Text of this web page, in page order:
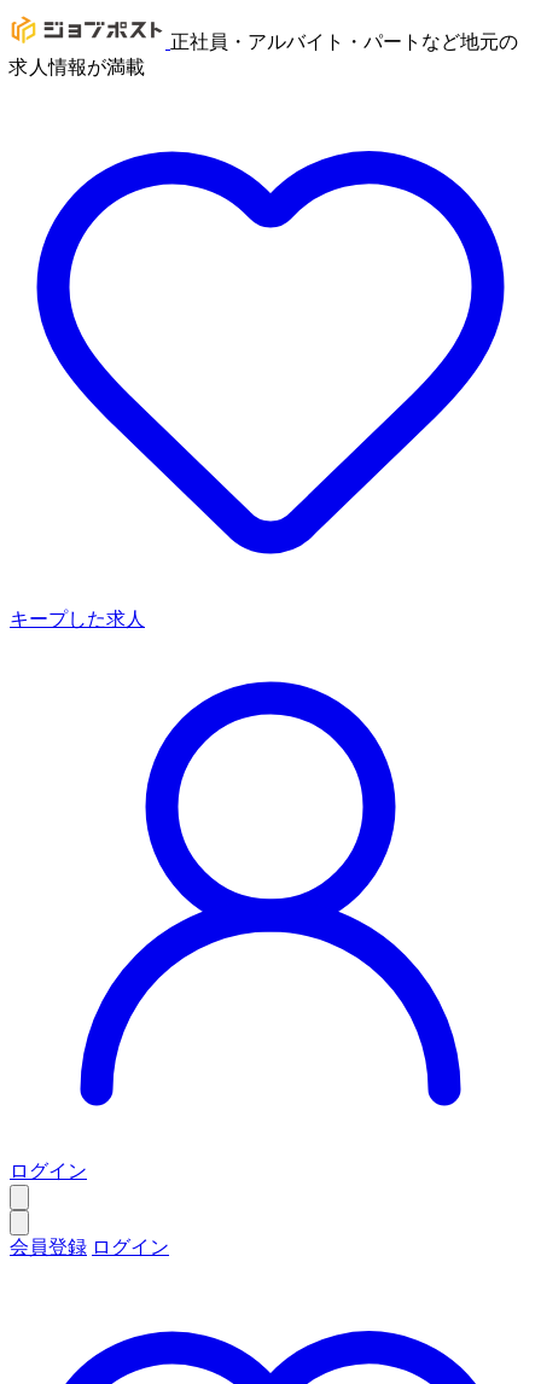
正社員・アルバイト・パートなど地元の
求人情報が満載
キープした求人
ログイン
会員登録 ログイン